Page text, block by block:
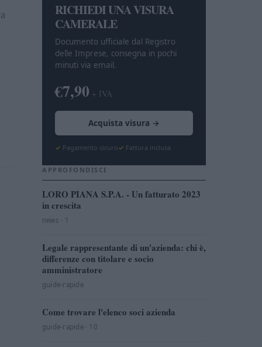
RICHIEDI UNA VISURA
CAMERALE
Documento ufficiale dal Registro
delle Imprese, consegna in pochi
minuti via email.
€7,90 + IVA
Acquista visura →
Pagamento sicuro Fattura inclusa
APPROFONDISCI
LORO PIANA S.P.A. - Un fatturato 2023
in crescita
news · 1
Legale rappresentante di un'azienda: chi è,
differenze con titolare e socio
amministratore
guide-rapide
Come trovare l'elenco soci azienda
guide-rapide · 10